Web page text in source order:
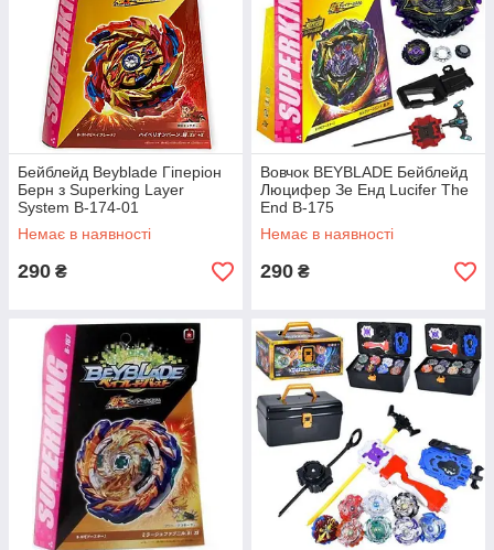
Бейблейд Beyblade Гіперіон
Берн з Superking Layer
System B-174-01
Немає в наявності
290 ₴
Вовчок BEYBLADE Бейблейд
Люцифер Зе Енд Lucifer The
End B-175
Немає в наявності
290 ₴